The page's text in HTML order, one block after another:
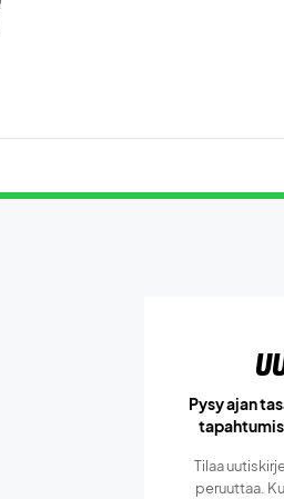
Pysy ajan
Tilaa
peruuttaa.